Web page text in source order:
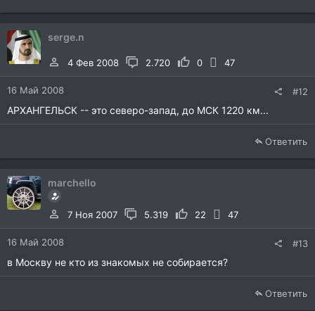
serge.n
4 Фев 2008 2.720 0 47
16 Май 2008 #12
АРХАНГЕЛЬСК -- это северо-запад, до МСК 1220 км...
Ответить
marchello
7 Ноя 2007 5.319 22 47
16 Май 2008 #13
в Москву не кто из знакомых не собирается?
Ответить